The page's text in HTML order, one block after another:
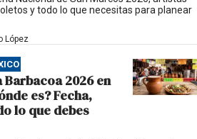
a
y todo lo que necesitas para planear
López
2026 en
es? Fecha,
lo que debes